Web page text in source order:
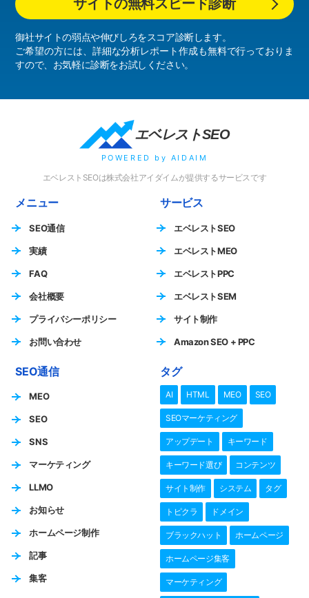
サイトの無料スピード診断
御社サイトの弱点や伸びしろをスコア診断します。
ご希望の方には、詳細な分析レポート作成も無料で行っておりま
すので、お気軽に診断をお試しください。
エベレストSEO
POWERED by AIDAIM
エベレストSEOは株式会社アイダイムが提供するサービスです
メニュー
SEO通信
実績
FAQ
会社概要
プライバシーポリシー
お問い合わせ
サービス
エベレストSEO
エベレストMEO
エベレストPPC
エベレストSEM
サイト制作
Amazon SEO + PPC
SEO通信
MEO
SEO
SNS
マーケティング
LLMO
お知らせ
ホームページ制作
記事
集客
タグ
AI HTML MEO SEO
SEOマーケティング
アップデート キーワード
キーワード選び コンテンツ
サイト制作 システム タグ
トピクラ ドメイン
ブラックハット ホームページ
ホームページ集客
マーケティング